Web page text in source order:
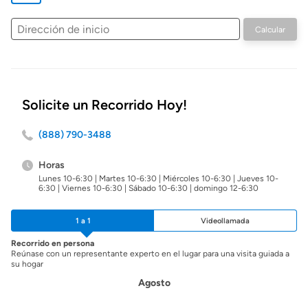
Dirección
de
Calcular
Solicite un Recorrido Hoy!
(888) 790-3488
Horas
Lunes 10-6:30 | Martes 10-6:30 | Miércoles 10-6:30 | Jueves 10-
6:30 | Viernes 10-6:30 | Sábado 10-6:30 | domingo 12-6:30
1 a 1 Videollamada
Recorrido en persona
Reúnase con un representante experto en el lugar para una visita guiada a
su hogar
Agosto